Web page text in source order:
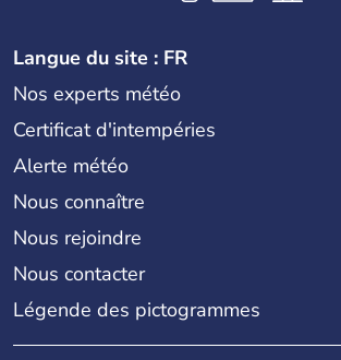
Langue du site : FR
Nos experts météo
Certificat d'intempéries
Alerte météo
Nous connaître
Nous rejoindre
Nous contacter
Légende des pictogrammes